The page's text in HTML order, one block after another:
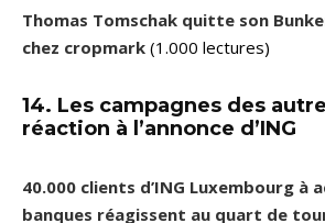
Thomas Tomschak quitte son
chez cropmark (1.000 lectures)
14. Les campagnes des
réaction à l’annonce d’ING
40.000 clients d’ING Luxembourg à
banques réagissent au quart de